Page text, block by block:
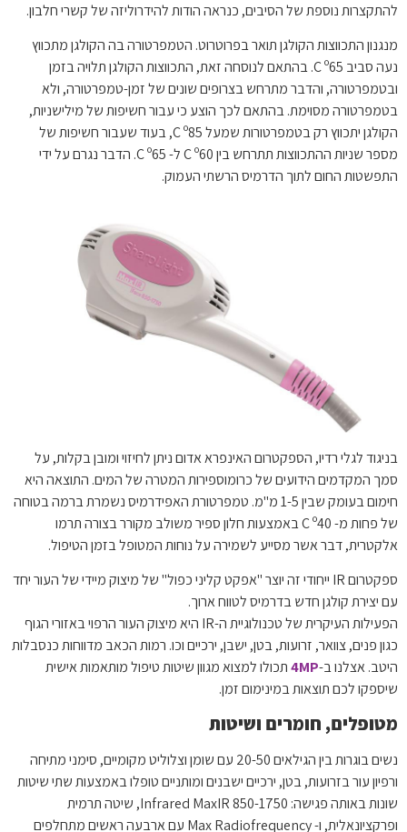
להתקצרות נוספת של הסיבים, כנראה הודות להידרוליזה של קשרי חלבון.
מנגנון התכווצות הקולגן תואר בפרוטרוט. הטמפרטורה בה הקולגן מתכווץ
נעה סביב C º65. בהתאם לנוסחה זאת, התכווצות הקולגן תלויה בזמן
ובטמפרטורה, והדבר מתרחש בצרופים שונים של זמן-טמפרטורה, ולא
בטמפרטורה מסוימת. בהתאם לכך הוצע כי עבור חשיפות של מילישניות,
הקולגן יתכווץ רק בטמפרטורות שמעל C º85, בעוד שעבור חשיפות של
מספר שניות ההתכווצות תתרחש בין C º60 ל- C º65. הדבר נגרם על ידי
התפשטות החום לתוך הדרמיס הרשתי העמוק.
בניגוד לגלי רדיו, הספקטרום האינפרא אדום ניתן לחיזוי ומובן בקלות, על
סמך המקדמים הידועים של כרומוספירות המטרה של המים. התוצאה היא
חימום בעומק שבין 1-5 מ"מ. טמפרטורת האפידרמיס נשמרת ברמה בטוחה
של פחות מ- C º40 באמצעות חלון ספיר משולב מקורר בצורה תרמו
אלקטרית, דבר אשר מסייע לשמירה על נוחות המטופל בזמן הטיפול.
ספקטרום IR ייחודי זה יוצר "אפקט קליני כפול" של מיצוק מיידי של העור יחד
עם יצירת קולגן חדש בדרמיס לטווח ארוך.
הפעילות העיקרית של טכנולוגיית ה-IR היא מיצוק העור הרפוי באזורי הגוף
כגון פנים, צוואר, זרועות, בטן, ישבן, ירכיים וכו. רמות הכאב מדווחות כנסבלות
היטב. אצלנו ב-4MPתכולו למצוא מגוון שיטות טיפול מותאמות אישית
שיספקו לכם תוצאות במינימום זמן.
מטופלים, חומרים ושיטות
נשים בוגרות בין הגילאים 20-50 עם שומן וצלוליט מקומיים, סימני מתיחה
ורפיון עור בזרועות, בטן, ירכיים ישבנים ומותניים טופלו באמצעות שתי שיטות
שונות באותה פגישה: Infrared MaxIR 850-1750, שיטה תרמית
ופרקציונאלית, ו- Max Radiofrequency עם ארבעה ראשים מתחלפים